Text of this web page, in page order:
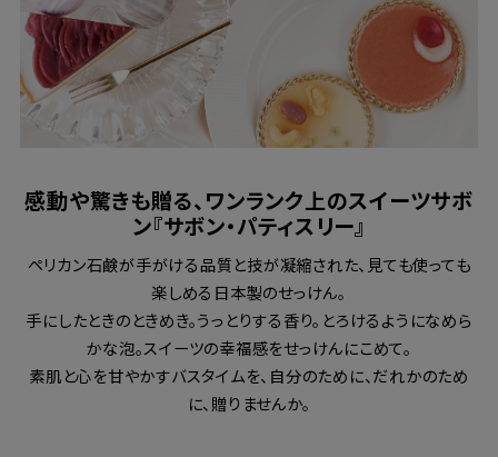
感動や驚きも贈る、ワンランク上のスイーツサボ
ン『サボン・パティスリー』
ペリカン石鹸が手がける品質と技が凝縮された、見ても使っても
楽しめる日本製のせっけん。
手にしたときのときめき。うっとりする香り。とろけるようになめら
かな泡。スイーツの幸福感をせっけんにこめて。
素肌と心を甘やかすバスタイムを、自分のために、だれかのため
に、贈りませんか。